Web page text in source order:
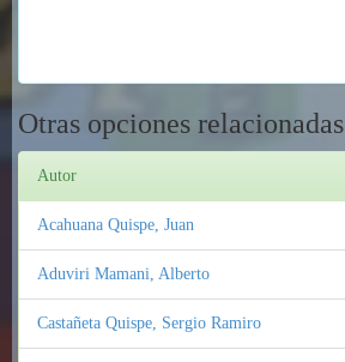
Otras opciones relacionadas
Autor
Acahuana Quispe, Juan
Aduviri Mamani, Alberto
Castañeta Quispe, Sergio Ramiro